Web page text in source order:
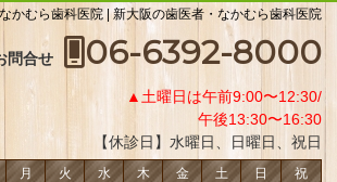
かむら歯科医院 | 新大阪の歯医者・なかむら歯科医院
問合せ 06-6392-8000
▲土曜日は午前9:00〜12:30/
午後13:30〜16:30
【休診日】水曜日、日曜日、祝日
月 火 水 木 金 土 日
祝